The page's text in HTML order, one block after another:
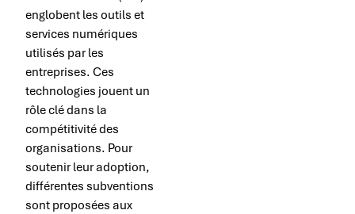
englobent les outils et
services numériques
utilisés par les
entreprises. Ces
technologies jouent un
rôle clé dans la
compétitivité des
organisations. Pour
soutenir leur adoption,
différentes subventions
sont proposées aux